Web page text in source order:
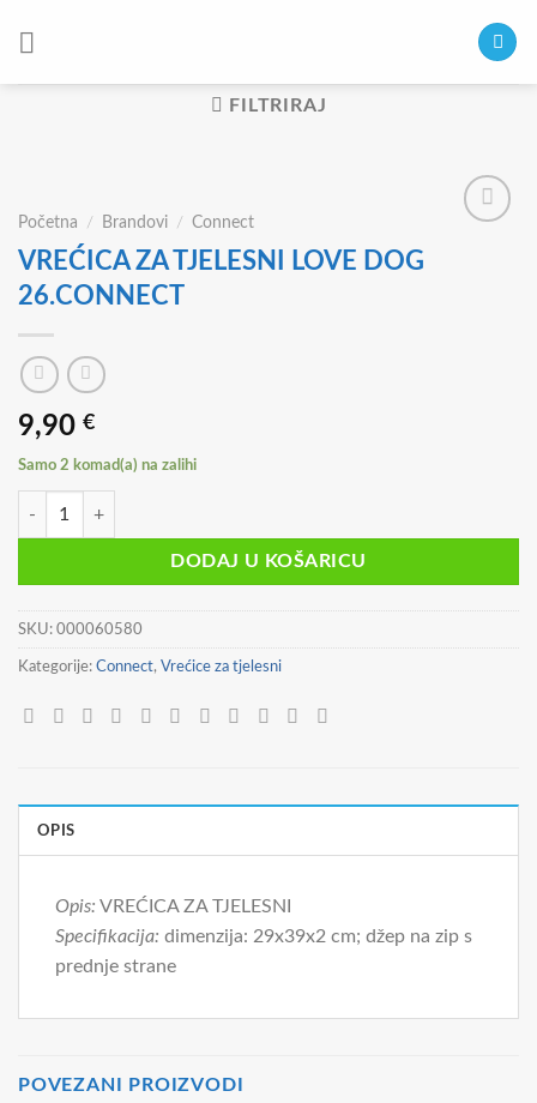
FILTRIRAJ
Početna / Brandovi / Connect
VREĆICA ZA TJELESNI LOVE DOG
26.CONNECT
9,90 €
Samo 2 komad(a) na zalihi
VREĆICA ZA TJELESNI LOVE DOG 26.CONNECT količina
DODAJ U KOŠARICU
SKU: 000060580
Kategorije: Connect, Vrećice za tjelesni
OPIS
Opis: VREĆICA ZA TJELESNI
Specifikacija: dimenzija: 29x39x2 cm; džep na zip s
prednje strane
POVEZANI PROIZVODI